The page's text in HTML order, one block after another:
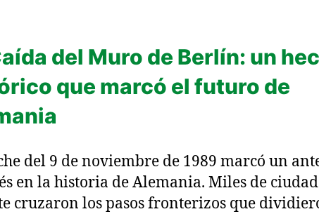
del Muro de Berlín: un
que marcó el futuro de
del 9 de noviembre de 1989 marcó un
en la historia de Alemania. Miles de
cruzaron los pasos fronterizos que